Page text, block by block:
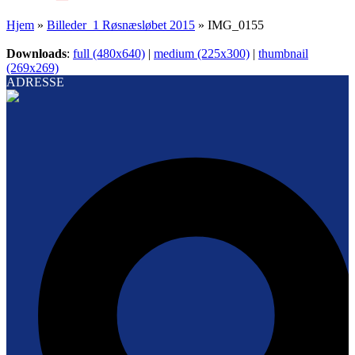
Hjem » Billeder_1 Røsnæsløbet 2015 » IMG_0155
Downloads: full (480x640) | medium (225x300) | thumbnail
(269x269)
ADRESSE